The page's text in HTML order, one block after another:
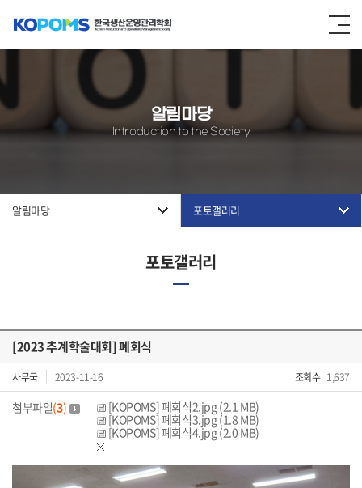
알림마당
Introduction to the Society
알림마당 포토갤러리
포토갤러리
[2023 추계학술대회] 폐회식
사무국 2023-11-16 조회수 1,637
첨부파일(3)
[KOPOMS] 폐회식2.jpg (2.1 MB)
[KOPOMS] 폐회식3.jpg (1.8 MB)
[KOPOMS] 폐회식4.jpg (2.0 MB)